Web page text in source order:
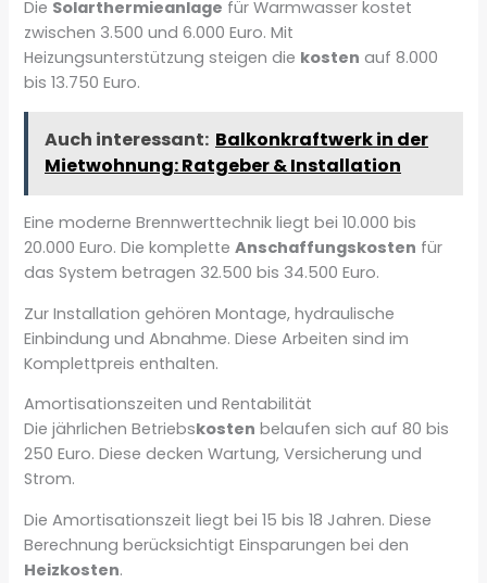
Die Solarthermieanlage für Warmwasser kostet
zwischen 3.500 und 6.000 Euro. Mit
Heizungsunterstützung steigen die kosten auf 8.000
bis 13.750 Euro.
Auch interessant: Balkonkraftwerk in der
Mietwohnung: Ratgeber & Installation
Eine moderne Brennwerttechnik liegt bei 10.000 bis
20.000 Euro. Die kompletteAnschaffungskosten für
das System betragen 32.500 bis 34.500 Euro.
Zur Installation gehören Montage, hydraulische
Einbindung und Abnahme. Diese Arbeiten sind im
Komplettpreis enthalten.
Amortisationszeiten und Rentabilität
Die jährlichen Betriebskosten belaufen sich auf 80 bis
250 Euro. Diese decken Wartung, Versicherung und
Strom.
Die Amortisationszeit liegt bei 15 bis 18 Jahren. Diese
Berechnung berücksichtigt Einsparungen bei den
Heizkosten.